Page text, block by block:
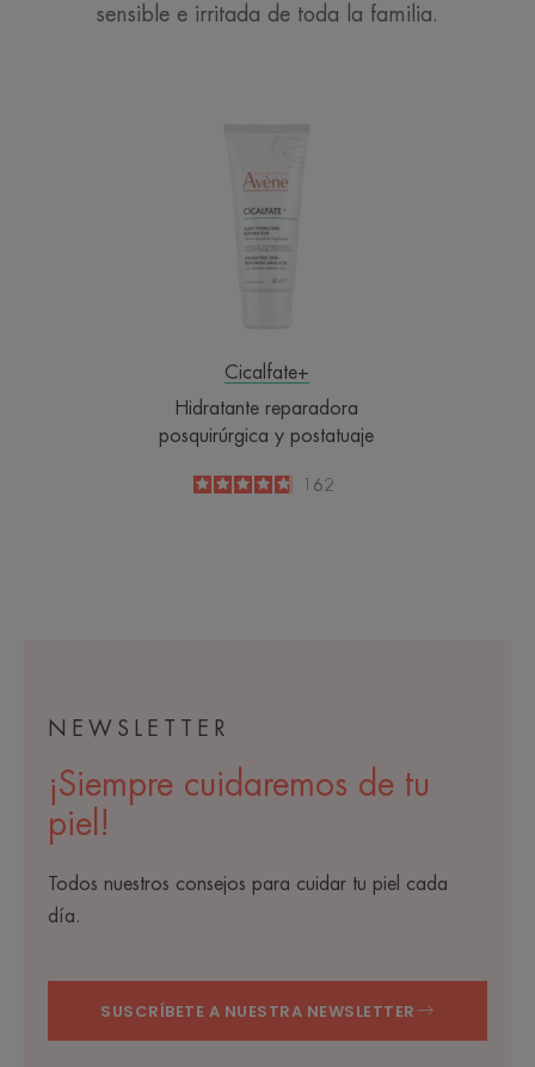
sensible e irritada de toda la familia.
posquirúrgica
postatuaje
Cicalfate+
Hidratante reparadora
posquirúrgica y postatuaje
4.8
/5162
NEWSLETTER
¡Siempre cuidaremos de tu
piel!
Todos nuestros consejos para cuidar tu piel cada
día.
SUSCRÍBETE A NUESTRA NEWSLETTER